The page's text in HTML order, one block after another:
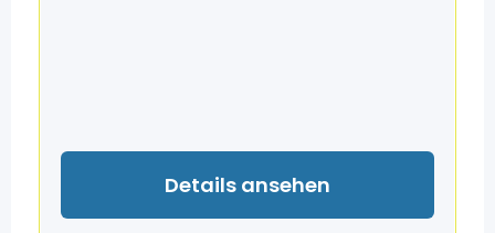
Details ansehen